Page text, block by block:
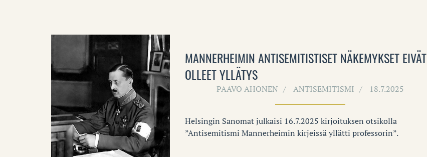
MANNERHEIMIN ANTISEMITISTISET NÄKEMYKSET EIVÄT
OLLEET YLLÄTYS
PAAVO AHONEN ANTISEMITISMI 18.7.2025
Helsingin Sanomat julkaisi 16.7.2025 kirjoituksen otsikolla
”Antisemitismi Mannerheimin kirjeissä yllätti professorin”.